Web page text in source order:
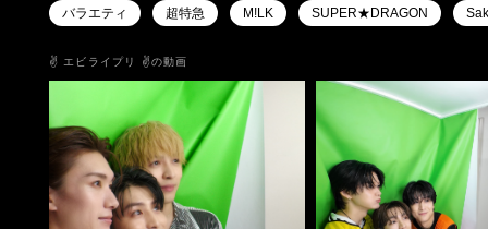
バラエティ 超特急 M!LK SUPER★DRAGON
✌ エビライプリ ✌の動画